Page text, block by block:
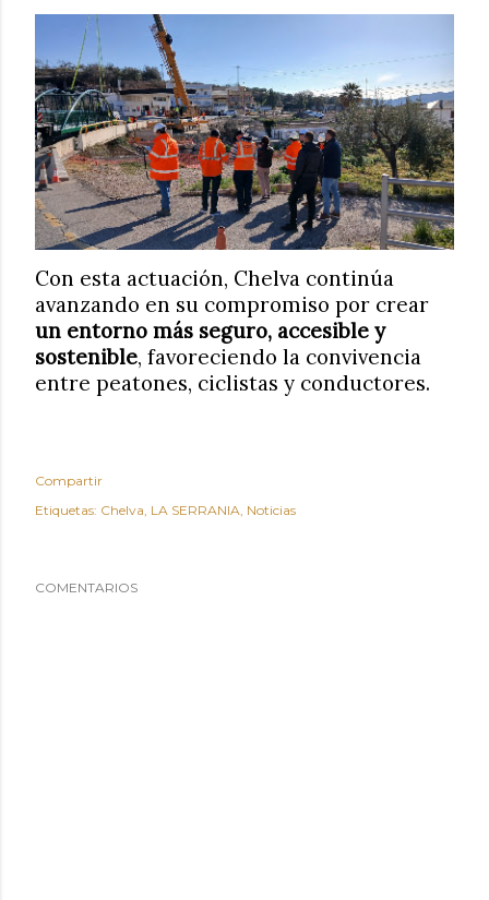
Con esta actuación, Chelva continúa
avanzando en su compromiso por crear
un entorno más seguro, accesible y
sostenible, favoreciendo la convivencia
entre peatones, ciclistas y conductores.
Compartir
Etiquetas: Chelva LA SERRANIA Noticias
COMENTARIOS